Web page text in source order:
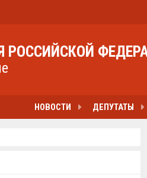
РОССИЙСКОЙ
НОВОСТИ ДЕПУТАТЫ